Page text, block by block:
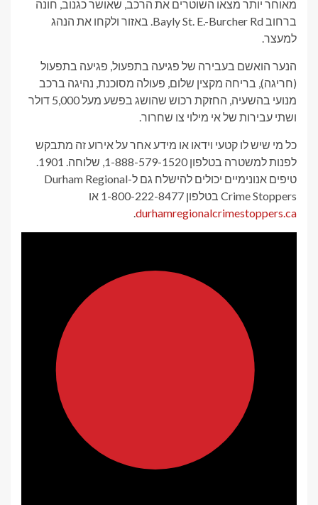
מאוחר יותר מצאו השוטרים את הרכב, שאושר כגנוב, חונה
ברחוב Bayly St. E.-Burcher Rd. באזור ולקחו את הנהג
למעצר.
הנער הואשם בעבירה של פגיעה בתפעול, פגיעה בתפעול
(חריגה), בריחה מקצין שלום, פעולה מסוכנת, נהיגה ברכב
מנועי בהשעיה, החזקת רכוש שהושג בפשע מעל 5,000 דולר
ושתי עבירות של אי מילוי צו שחרור.
כל מי שיש לו קטעי וידאו או מידע אחר על אירוע זה מתבקש
לפנות למשטרה בטלפון 1-888-579-1520, שלוחה. 1901.
טיפים אנונימיים יכולים להישלח גם ל-Durham Regional
Crime Stoppers בטלפון 1-800-222-8477 או
durhamregionalcrimestoppers.ca
.